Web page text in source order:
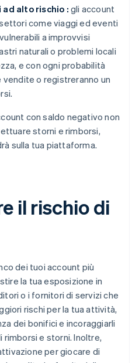
alto rischio : gli account
come viaggi ed eventi
a improvvisi
naturali o problemi locali
e con ogni probabilità
vendite o registreranno un
con saldo negativo non
storni e rimborsi,
sulla tua piattaforma.
il rischio di
dei tuoi account più
la tua esposizione in
o i fornitori di servizi che
rischi per la tua attività,
dei bonifici e incoraggiarli
e storni. Inoltre,
per giocare di